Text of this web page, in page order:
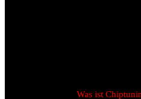
Was ist